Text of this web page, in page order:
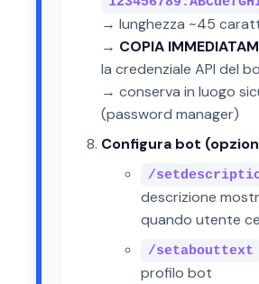
→ lunghezza ~45
→ COPIA
la credenziale API del
→ conserva in luogo
(password manager)
Configura bot
/
descrizione
quando utente
/setabouttext
profilo bot